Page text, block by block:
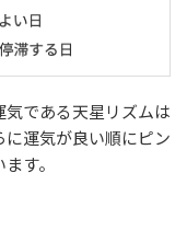
である天星リズムは
運気が良い順にピン
す。